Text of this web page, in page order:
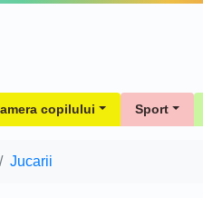
copilului Sport
Jucarii